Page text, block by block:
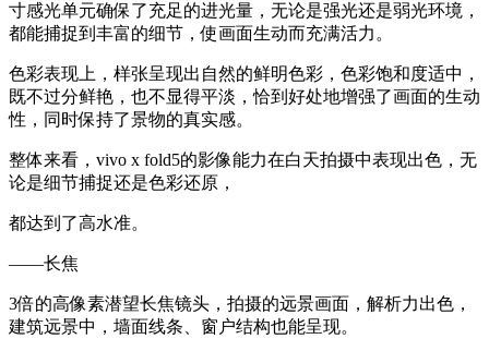
寸感光单元确保了充足的进光量，无论是强光还是弱光环境，
都能捕捉到丰富的细节，使画面生动而充满活力。
色彩表现上，样张呈现出自然的鲜明色彩，色彩饱和度适中，
既不过分鲜艳，也不显得平淡，恰到好处地增强了画面的生动
性，同时保持了景物的真实感。
整体来看，vivo x fold5的影像能力在白天拍摄中表现出色，无
论是细节捕捉还是色彩还原，
都达到了高水准。
——长焦
3倍的高像素潜望长焦镜头，拍摄的远景画面，解析力出色，
建筑远景中，墙面线条、窗户结构也能呈现。